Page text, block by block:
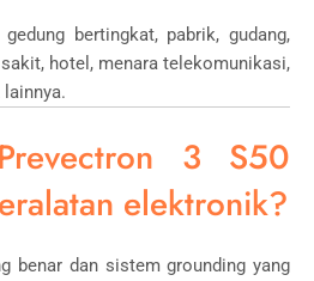
bertingkat, pabrik, gudang,
hotel, menara telekomunikasi,
3 S50
elektronik?
benar dan sistem grounding yang